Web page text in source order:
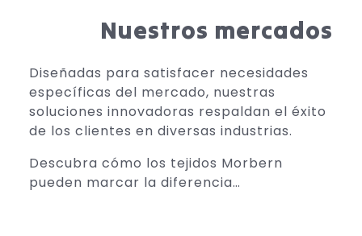
Nuestros mercados
Diseñadas para satisfacer necesidades
específicas del mercado, nuestras
soluciones innovadoras respaldan el éxito
de los clientes en diversas industrias.
Descubra cómo los tejidos Morbern
pueden marcar la diferencia…